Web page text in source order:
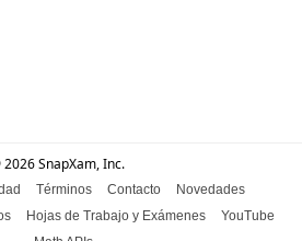
SnapXam, Inc.
Términos Contacto
Novedades
Hojas de Trabajo y Exámenes
YouTube